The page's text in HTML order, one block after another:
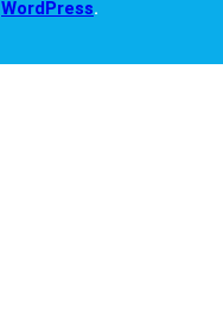
WordPress.